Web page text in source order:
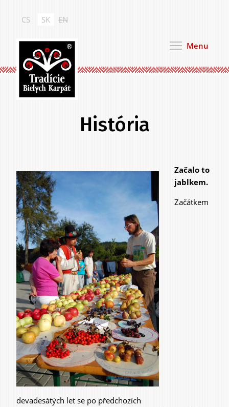
obsah
Tradície Bielych Karpát
Menu
CS SK EN
História
Primárne
karty
Začalo to
jablkem.
Začátkem
devadesátých let se po předchozích